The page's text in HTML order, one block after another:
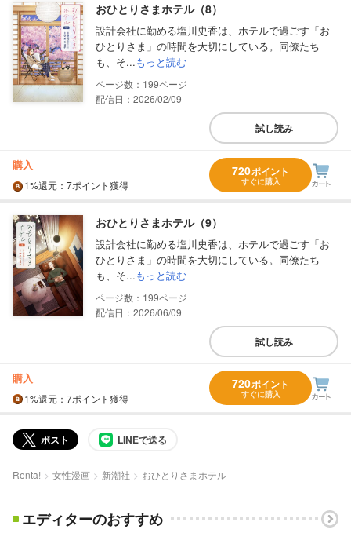
おひとりさまホテル（8）
設計会社に勤める塩川史香は、ホテルで過ごす「お
ひとりさま」の時間を大切にしている。同僚たち
も、そ...もっと読む
199
配信日：2026/02/09
試し読み
購入
1%還元 ：7ポイント獲得
720ポイント
すぐに購入
おひとりさまホテル（9）
設計会社に勤める塩川史香は、ホテルで過ごす「お
ひとりさま」の時間を大切にしている。同僚たち
も、そ...もっと読む
199
配信日：2026/06/09
試し読み
購入
1%還元 ：7ポイント獲得
720ポイント
すぐに購入
ポスト LINEで送る
Renta! 女性漫画 新潮社 おひとりさまホテル
エディターのおすすめ